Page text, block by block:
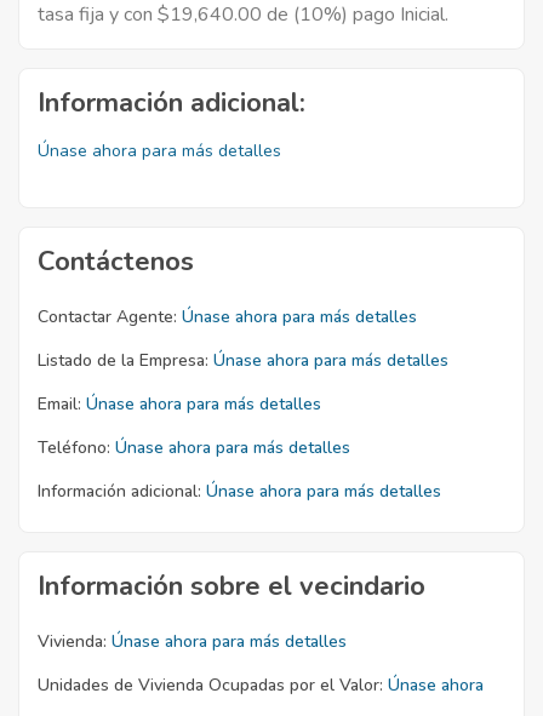
tasa fija y con $19,640.00 de (10%) pago Inicial.
Información adicional:
Únase ahora para más detalles
Contáctenos
Contactar Agente: Únase ahora para más detalles
Listado de la Empresa: Únase ahora para más detalles
Email: Únase ahora para más detalles
Teléfono: Únase ahora para más detalles
Información adicional: Únase ahora para más detalles
Información sobre el vecindario
Vivienda: Únase ahora para más detalles
Unidades de Vivienda Ocupadas por el Valor: Únase ahora